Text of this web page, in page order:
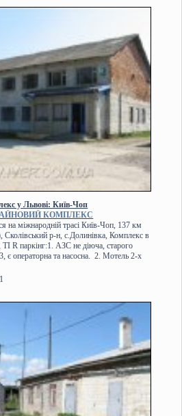
у Львові: Київ-Чоп
КОМПЛЕКС
на міжнародній трасі Київ-Чоп, 137 км
Сколівський р-н, с.Долинівка, Комплекс в
R паркінг:1. АЗС не діюча, старого
є операторна та насосна. 2. Мотель 2-х